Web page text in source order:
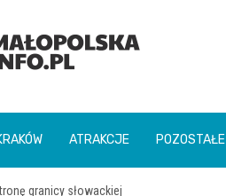
Info
ATRAKCJE POZOSTAŁE
granicy słowackiej